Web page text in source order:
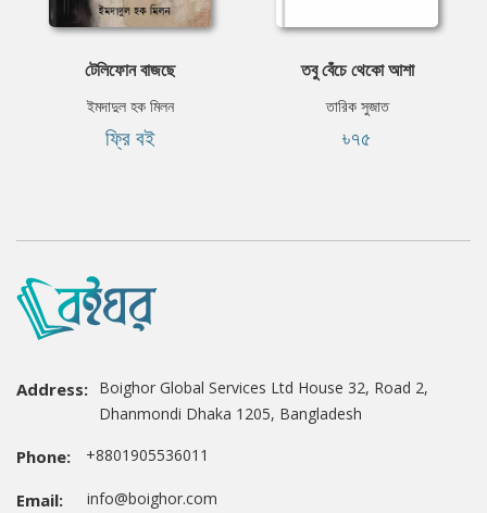
টেলিফোন বাজছে
ইমদাদুল হক মিলন
ফ্রি বই
তবু বেঁচে থেকো আশা
তারিক সুজাত
৳৭৫
Address: Boighor Global Services Ltd House 32, Road 2,
Dhanmondi Dhaka 1205, Bangladesh
Phone: +8801905536011
Email: info@boighor.com